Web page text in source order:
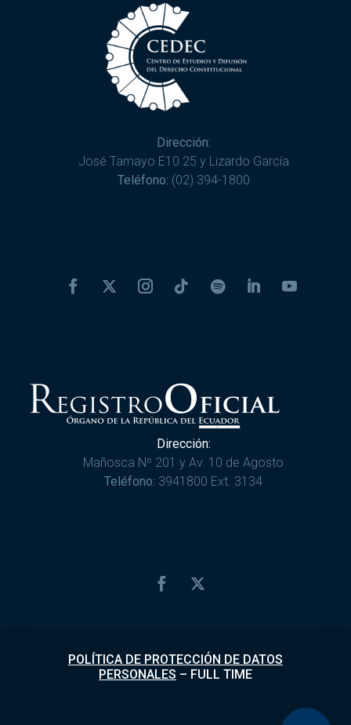
Dirección:
José Tamayo E10 25 y Lizardo García
Teléfono: (02) 394-1800
Dirección:
Mañosca Nº 201 y Av. 10 de Agosto
Teléfono: 3941800 Ext. 3134
POLÍTICA DE PROTECCIÓN DE DATOS
PERSONALES – FULL TIME